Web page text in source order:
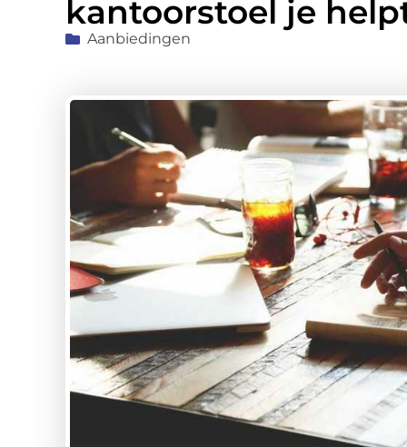
kantoorstoel je
Aanbiedingen